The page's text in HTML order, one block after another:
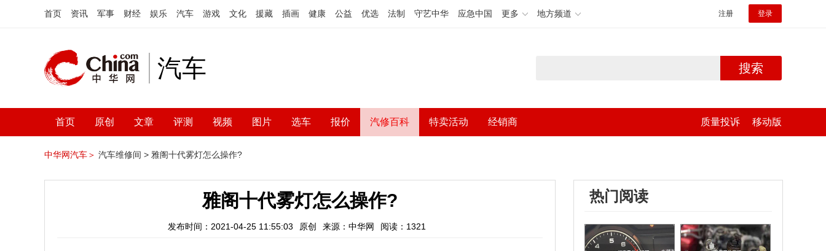
首页 资讯 军事 财经 娱乐 汽车 游戏 文化 援藏 插画 健康 公益 优选 法制 守艺中华 应急中国 更多 地方频道 注册 登录
汽车 搜索
首页 原创 文章 评测 视频 图片 选车 报价 汽修百科 特卖活动 经销商 质量投诉 移动版
中华网汽车＞ 汽车维修间 > 雅阁十代雾灯怎么操作?
雅阁十代雾灯怎么操作?
发布时间：2021-04-25 11:55:03 原创 来源：中华网 阅读：1321
热门阅读